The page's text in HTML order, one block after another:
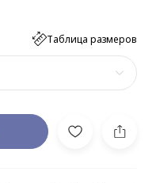
Таблица размеров